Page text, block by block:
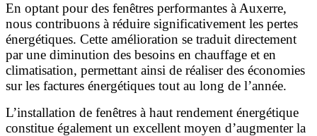
En optant pour des fenêtres performantes à Auxerre,
nous contribuons à réduire significativement les pertes
énergétiques. Cette amélioration se traduit directement
par une diminution des besoins en chauffage et en
climatisation, permettant ainsi de réaliser des économies
sur les factures énergétiques tout au long de l’année.
L’installation de fenêtres à haut rendement énergétique
constitue également un excellent moyen d’augmenter la